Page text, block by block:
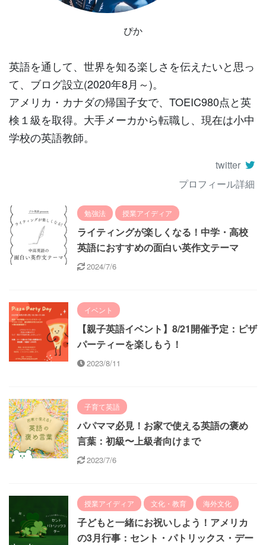
ぴか
英語を通して、世界を知る楽しさを伝えたいと思っ
て、ブログ設立(2020年8月～)。
アメリカ・カナダの帰国子女で、TOEIC980点と英
検１級を取得。大手メーカから転職し、現在は小中
学校の英語教師。
twitter
プロフィール詳細
勉強法 授業アイディア
ライティングが楽しくなる！中学・高校
英語におすすめの面白い英作文テーマ
2024/7/6
イベント
【親子英語イベント】8/21開催予定：ピザ
パーティーを楽しもう！
2023/8/11
子育て英語
パパママ必見！お家で使える英語の褒め
言葉：初級〜上級者向けまで
2023/7/6
授業アイディア 文化・教育 海外文化
子どもと一緒にお祝いしよう！アメリカ
の3月行事：セント・パトリックス・デー